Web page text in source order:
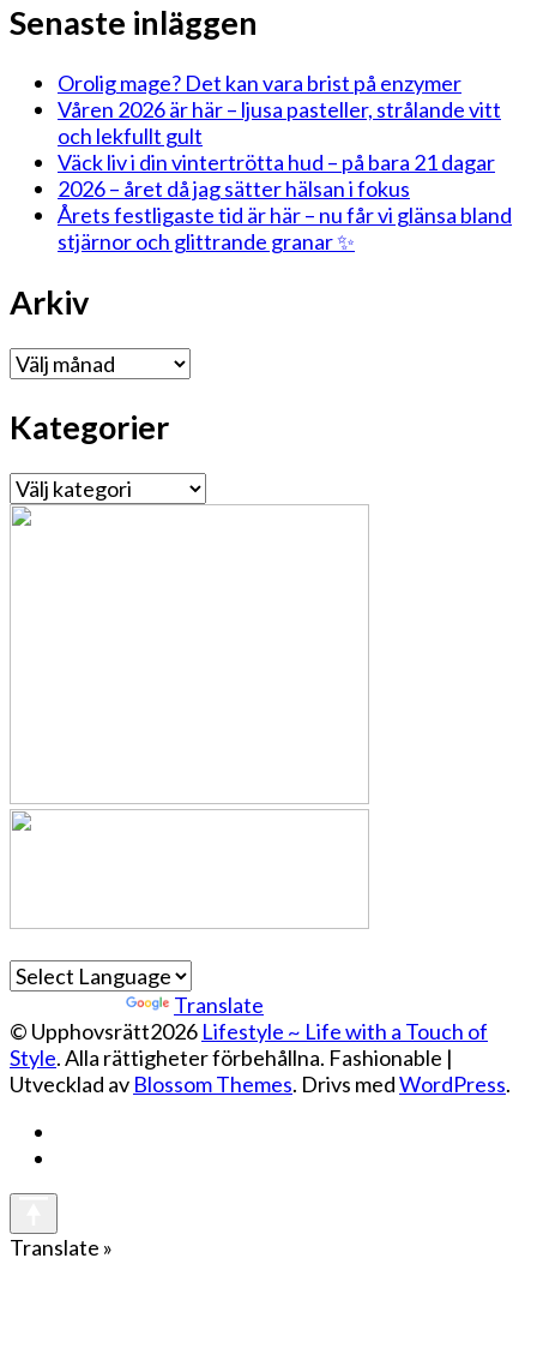
Senaste inläggen
Orolig mage? Det kan vara brist på enzymer
Våren 2026 är här – ljusa pasteller, strålande vitt
och lekfullt gult
Väck liv i din vintertrötta hud – på bara 21 dagar
2026 – året då jag sätter hälsan i fokus
Årets festligaste tid är här – nu får vi glänsa bland
stjärnor och glittrande granar ✨
Arkiv
Arkiv
Kategorier
Kategorier
Translate
© Upphovsrätt2026 Lifestyle ~ Life with a Touch of
Style. Alla rättigheter förbehållna. Fashionable |
Utvecklad av Blossom Themes. Drivs medWordPress.
Translate »